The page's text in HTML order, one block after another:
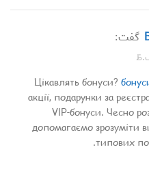
گفت:
Цікавлять бонуси?
акції, подарунки за
VIP-бонуси. Чесно
допомагаємо зрозуміти
типових